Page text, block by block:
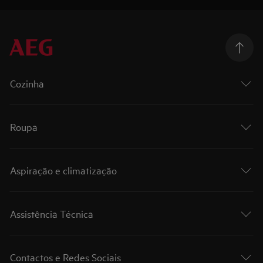
Cozinha
Roupa
Aspiração e climatização
Assistência Técnica
Contactos e Redes Sociais